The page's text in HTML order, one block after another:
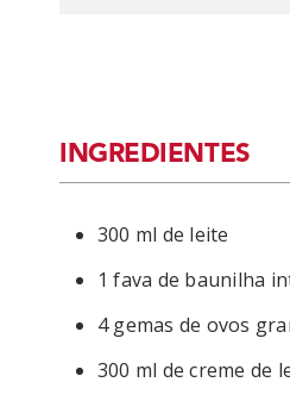
INGREDIENTES
300 ml de leite
1 fava de baunilha
4 gemas de ovos
300 ml de creme de